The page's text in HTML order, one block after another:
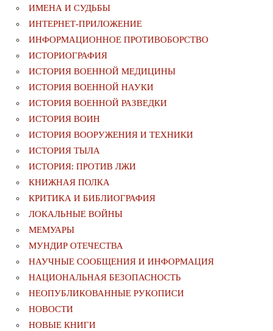
ИМЕНА И СУДЬБЫ
ИНТЕРНЕТ-ПРИЛОЖЕНИЕ
ИНФОРМАЦИОННОЕ ПРОТИВОБОРСТВО
ИСТОРИОГРАФИЯ
ИСТОРИЯ ВОЕННОЙ МЕДИЦИНЫ
ИСТОРИЯ ВОЕННОЙ НАУКИ
ИСТОРИЯ ВОЕННОЙ РАЗВЕДКИ
ИСТОРИЯ ВОИН
ИСТОРИЯ ВООРУЖЕНИЯ И ТЕХНИКИ
ИСТОРИЯ ТЫЛА
ИСТОРИЯ: ПРОТИВ ЛЖИ
КНИЖНАЯ ПОЛКА
КРИТИКА И БИБЛИОГРАФИЯ
ЛОКАЛЬНЫЕ ВОЙНЫ
МЕМУАРЫ
МУНДИР ОТЕЧЕСТВА
НАУЧНЫЕ СООБЩЕНИЯ И ИНФОРМАЦИЯ
НАЦИОНАЛЬНАЯ БЕЗОПАСНОСТЬ
НЕОПУБЛИКОВАННЫЕ РУКОПИСИ
НОВОСТИ
НОВЫЕ КНИГИ